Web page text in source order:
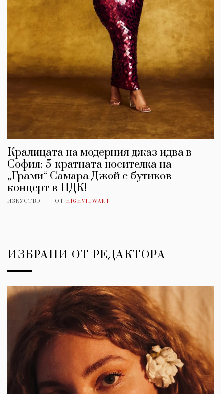
Кралицата на модерния джаз идва в
София: 5-кратната носителка на
„Грами“ Самара Джой с бутиков
концерт в НДК!
ИЗКУСТВО ОТ HIGHVIEWART
ИЗБРАНИ ОТ РЕДАКТОРА